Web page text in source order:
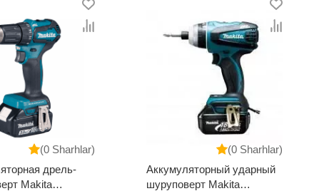
(0 Sharhlar)
дрель-
Makita
(0 Sharhlar)
Аккумуляторный ударный
шуруповерт Makita